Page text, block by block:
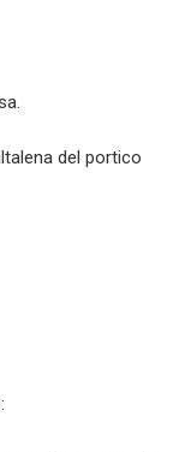
del portico